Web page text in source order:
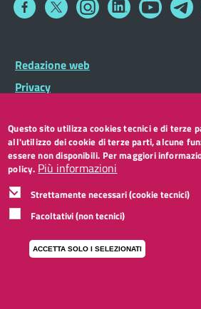
a a a a a
Footer
Widget
Footer
menu
Redazione web
Privacy
Accessibilità
CC BY 3.0 IT
Questo sito utilizza cookies tecnici e di terze
all'utilizzo dei cookie di terze parti, alcune
essere non disponibili. Per maggiori
policy. Più informazioni
Strettamente necessari (cookie tecnici)
Facoltativi (non tecnici)
ACCETTA SOLO I SELEZIONATI